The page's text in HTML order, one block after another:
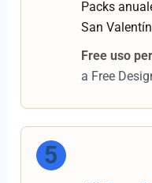
Packs
San
Free uso
a Free
5